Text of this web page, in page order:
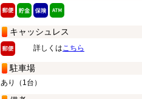
キャッシュレス
詳しくはこちら
駐車場
あり（1台）